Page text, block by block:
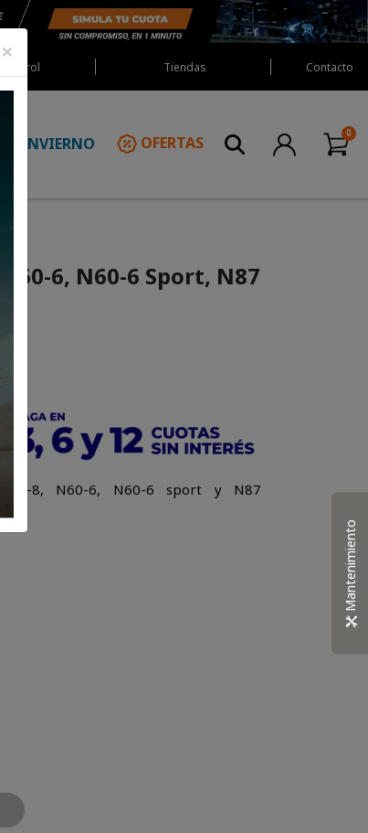
Castrol Tiendas Contacto
INVIERNO OFERTAS
6, N60-6 Sport, N87
8, N60-6, N60-6 sport y N87
×
Mantenimiento